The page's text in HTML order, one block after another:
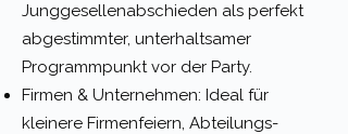
Junggesellenabschieden als perfekt
abgestimmter, unterhaltsamer
Programmpunkt vor der Party.
Firmen & Unternehmen: Ideal für
kleinere Firmenfeiern, Abteilungs-